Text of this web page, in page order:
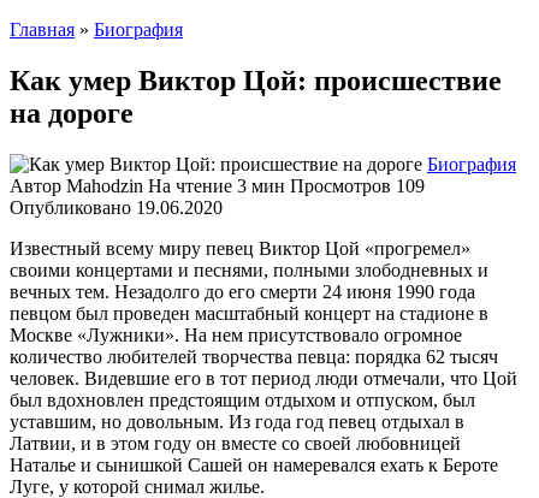
Главная » Биография
Как умер Виктор Цой: происшествие
на дороге
Биография
Автор Mahodzin На чтение 3 мин Просмотров 109
Опубликовано 19.06.2020
Известный всему миру певец Виктор Цой «прогремел»
своими концертами и песнями, полными злободневных и
вечных тем. Незадолго до его смерти 24 июня 1990 года
певцом был проведен масштабный концерт на стадионе в
Москве «Лужники». На нем присутствовало огромное
количество любителей творчества певца: порядка 62 тысяч
человек. Видевшие его в тот период люди отмечали, что Цой
был вдохновлен предстоящим отдыхом и отпуском, был
уставшим, но довольным. Из года год певец отдыхал в
Латвии, и в этом году он вместе со своей любовницей
Наталье и сынишкой Сашей он намеревался ехать к Бероте
Луге, у которой снимал жилье.